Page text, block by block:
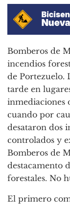
Bomberos de
incendios
de Portezuelo.
tarde en
inmediaciones
cuando por
desataron dos
controlados y
Bomberos de
destacamento
forestales. No
El primero